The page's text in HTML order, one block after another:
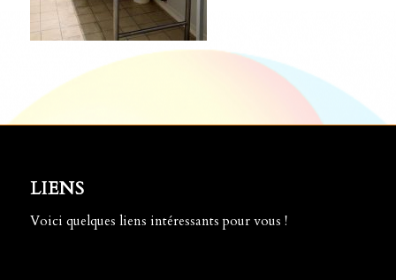
LIENS
Voici quelques liens intéressants pour vous !